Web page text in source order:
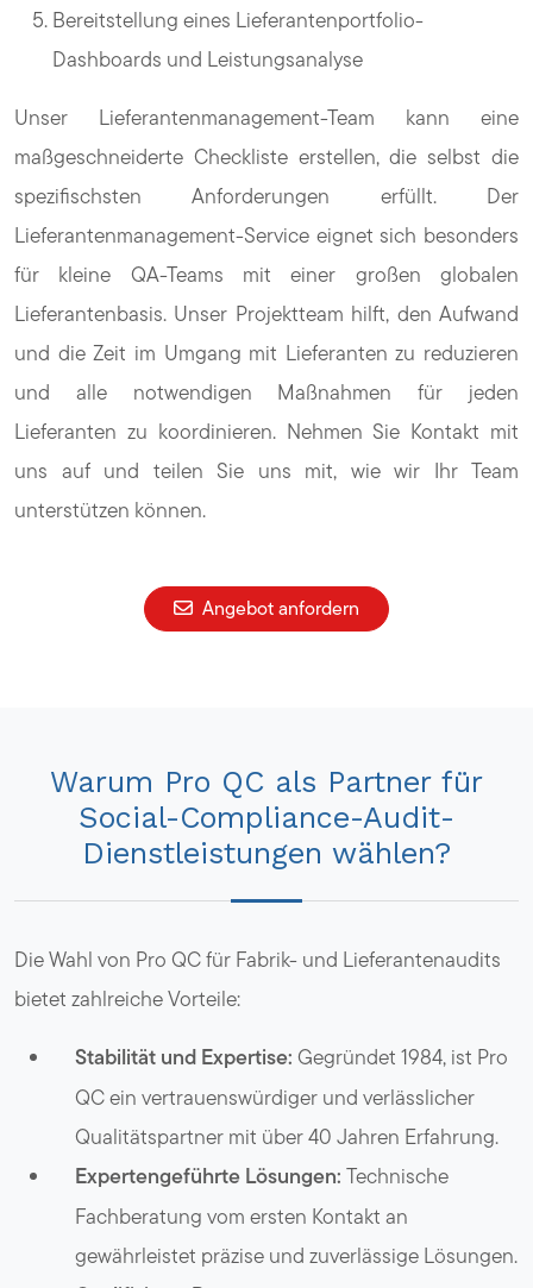
Bereitstellung eines Lieferantenportfolio-
Dashboards und Leistungsanalyse
Unser Lieferantenmanagement-Team kann eine
maßgeschneiderte Checkliste erstellen, die selbst die
spezifischsten Anforderungen erfüllt. Der
Lieferantenmanagement-Service eignet sich besonders
für kleine QA-Teams mit einer großen globalen
Lieferantenbasis. Unser Projektteam hilft, den Aufwand
und die Zeit im Umgang mit Lieferanten zu reduzieren
und alle notwendigen Maßnahmen für jeden
Lieferanten zu koordinieren. Nehmen Sie Kontakt mit
uns auf und teilen Sie uns mit, wie wir Ihr Team
unterstützen können.
Angebot anfordern
Warum Pro QC als Partner für
Social-Compliance-Audit-
Dienstleistungen wählen?
Die Wahl von Pro QC für Fabrik- und Lieferantenaudits
bietet zahlreiche Vorteile:
Stabilität und Expertise: Gegründet 1984, ist Pro
QC ein vertrauenswürdiger und verlässlicher
Qualitätspartner mit über 40 Jahren Erfahrung.
Expertengeführte Lösungen: Technische
Fachberatung vom ersten Kontakt an
gewährleistet präzise und zuverlässige Lösungen.